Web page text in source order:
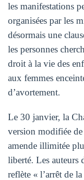
les manifestations
organisées par les
désormais une
les personnes
droit à la vie des
aux femmes
d’avortement.
Le 30 janvier, la
version modifiée
amende illimitée
liberté. Les auteurs
reflète « l’arrêt de